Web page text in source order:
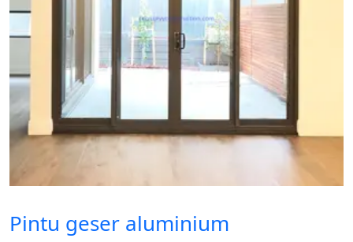
Pintu geser aluminium